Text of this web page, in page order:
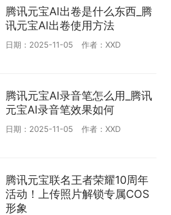
腾讯元宝AI出卷是什么东西_腾
讯元宝AI出卷使用方法
日期：2025-11-05 作者：XXD
腾讯元宝AI录音笔怎么用_腾讯
元宝AI录音笔效果如何
日期：2025-11-05 作者：XXD
腾讯元宝联名王者荣耀10周年
活动！上传照片解锁专属COS
形象